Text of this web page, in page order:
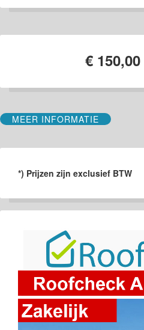
€ 150,00
MEER INFORMATIE
*) Prijzen zijn exclusief BTW